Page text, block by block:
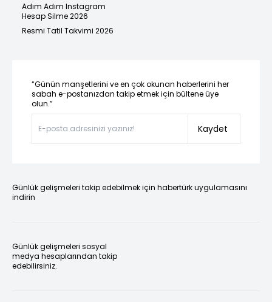
Adım Adım Instagram
Hesap Silme 2026
Resmi Tatil Takvimi 2026
“Günün manşetlerini ve en çok okunan haberlerini her
sabah e-postanızdan takip etmek için bültene üye
olun.”
Kaydet
Günlük gelişmeleri takip edebilmek için habertürk uygulamasını
indirin
Günlük gelişmeleri sosyal
medya hesaplarından takip
edebilirsiniz.